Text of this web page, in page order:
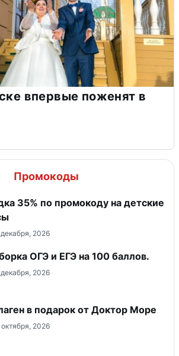
впервые поженят в
Промокоды
35% по промокоду на детские
2026
ОГЭ и ЕГЭ на 100 баллов.
2026
в подарок от Доктор Море
2026